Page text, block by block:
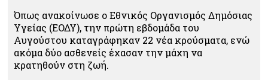
Όπως ανακοίνωσε ο Εθνικός Οργανισμός Δημόσιας
Υγείας (ΕΟΔΥ), την πρώτη εβδομάδα του
Αυγούστου καταγράφηκαν 22 νέα κρούσματα, ενώ
ακόμα δύο ασθενείς έχασαν την μάχη να
κρατηθούν στη ζωή.